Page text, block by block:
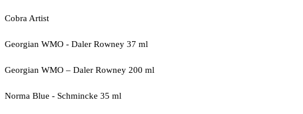
Cobra Artist
Georgian WMO - Daler Rowney 37 ml
Georgian WMO – Daler Rowney 200 ml
Norma Blue - Schmincke 35 ml